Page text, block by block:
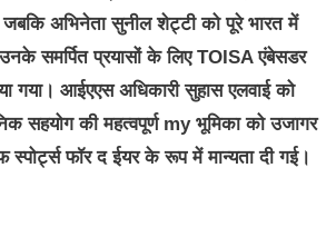
जबकि अभिनेता सुनील शेट्टी को पूरे भारत में
समर्पित प्रयासों के लिए TOISA एंबेसडर
गया। आईएएस अधिकारी सुहास एलवाई को
सहयोग की महत्वपूर्ण my भूमिका को उजागर
फॉर द ईयर के रूप में मान्यता दी गई।